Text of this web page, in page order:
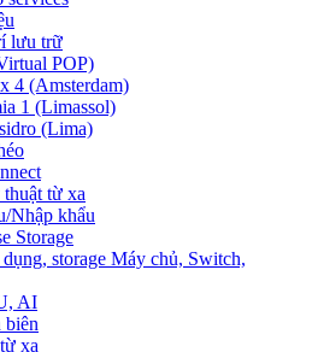
lưu trữ
POP)
4 (Amsterdam)
1 (Limassol)
(Lima)
từ xa
Nhập khẩu
Storage
storage Máy chủ, Switch,
AI
biên
xa